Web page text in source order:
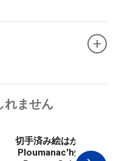
+
れません
切手済み絵はがき -
Ploumanac'h灯台